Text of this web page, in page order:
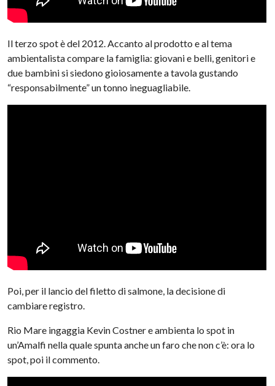
Il terzo spot è del 2012. Accanto al prodotto e al tema
ambientalista compare la famiglia: giovani e belli, genitori e
due bambini si siedono gioiosamente a tavola gustando
“responsabilmente” un tonno ineguagliabile.
Poi, per il lancio del filetto di salmone, la decisione di
cambiare registro.
Rio Mare ingaggia Kevin Costner e ambienta lo spot in
un’Amalfi nella quale spunta anche un faro che non c’è: ora lo
spot, poi il commento.